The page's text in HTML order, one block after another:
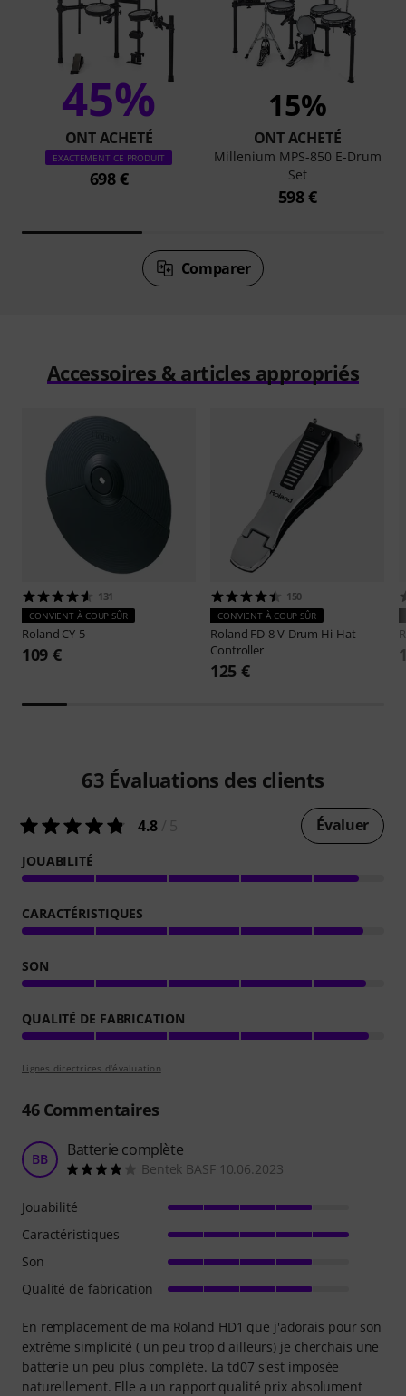
45%
ONT ACHETÉ
EXACTEMENT CE PRODUIT
698 €
15%
ONT ACHETÉ
Millenium MPS-850 E-Drum
Set
598 €
Comparer
Accessoires & articles appropriés
131
CONVIENT À COUP SÛR
Roland CY-5
109 €
150
CONVIENT À COUP SÛR
Roland FD-8 V-Drum Hi-Hat
Controller
125 €
63 Évaluations des clients
4.8 Évaluer
JOUABILITÉ
CARACTÉRISTIQUES
SON
QUALITÉ DE FABRICATION
Lignes directrices d'évaluation
46Commentaires
BB Batterie complète
Bentek BASF 10.06.2023
En remplacement de ma Roland HD1 que j'adorais pour son
extrême simplicité ( un peu trop d'ailleurs) je cherchais une
batterie un peu plus complète. La td07 s'est imposée
naturellement. Elle a un rapport qualité prix absolument
Jouabilité
Caractéristiques
Son
Qualité de fabrication